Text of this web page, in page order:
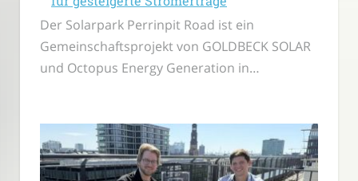
Der Solarpark Perrinpit Road ist ein
Gemeinschaftsprojekt von GOLDBECK SOLAR
und Octopus Energy Generation in…